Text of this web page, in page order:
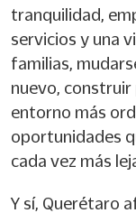
tranquilidad,
servicios y una
familias,
nuevo, construir
entorno más
oportunidades
cada vez más
Y sí, Querétaro